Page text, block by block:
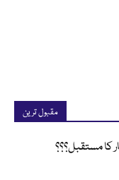
مقبول ترین
کا مستقبل؟؟؟